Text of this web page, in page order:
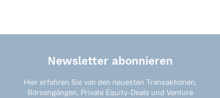
Newsletter abonnieren
Hier erfahren Sie von den neuesten Transaktionen,
Börsengängen, Private Equity-Deals und Venture